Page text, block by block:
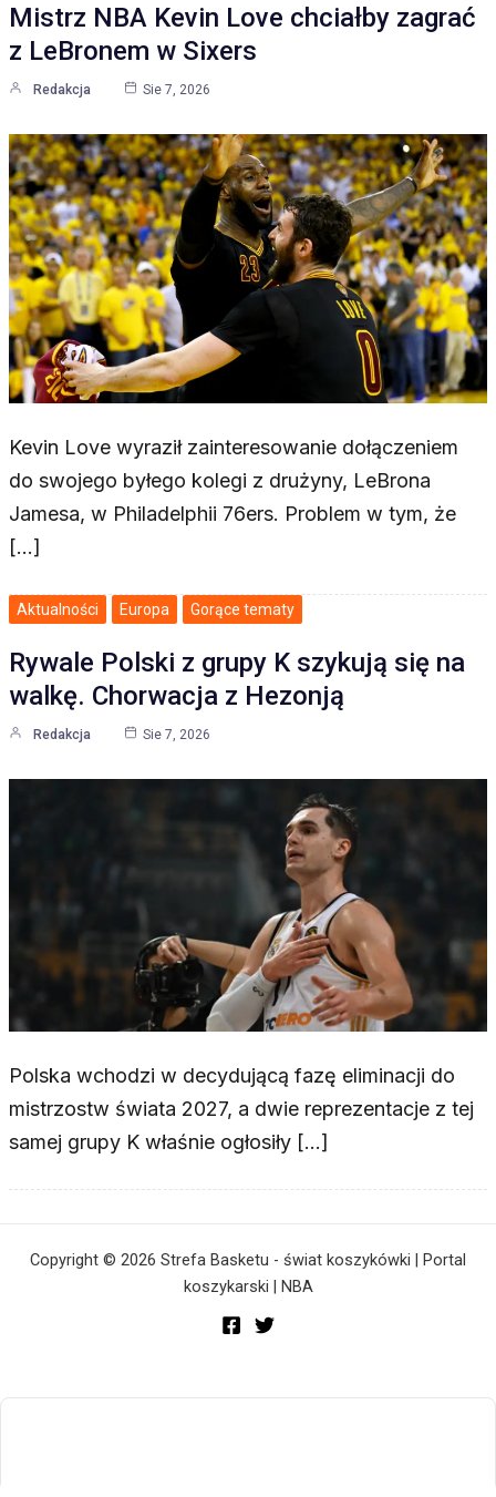
Mistrz NBA Kevin Love chciałby zagrać
z LeBronem w Sixers
Redakcja Sie 7, 2026
Kevin Love wyraził zainteresowanie dołączeniem
do swojego byłego kolegi z drużyny, LeBrona
Jamesa, w Philadelphii 76ers. Problem w tym, że
[…]
Aktualności Europa Gorące tematy
Rywale Polski z grupy K szykują się na
walkę. Chorwacja z Hezonją
Redakcja Sie 7, 2026
Polska wchodzi w decydującą fazę eliminacji do
mistrzostw świata 2027, a dwie reprezentacje z tej
samej grupy K właśnie ogłosiły […]
Copyright © 2026 Strefa Basketu - świat koszykówki | Portal
koszykarski | NBA